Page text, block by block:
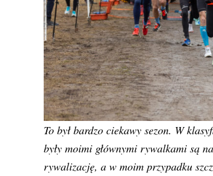
To był bardzo ciekawy sezon. W
były moimi głównymi rywalkami są
rywalizację, a w moim przypadku